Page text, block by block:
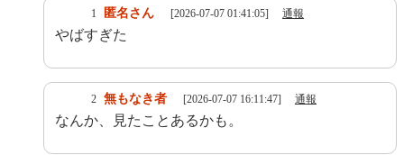
1 匿名さん [2026-07-07 01:41:05] 通報
やばすぎた
2 無もなき者 [2026-07-07 16:11:47] 通報
なんか、見たことあるかも。